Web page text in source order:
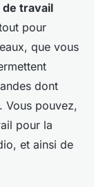
de travail
pour
que vous
dont
Vous pouvez,
pour la
et ainsi de